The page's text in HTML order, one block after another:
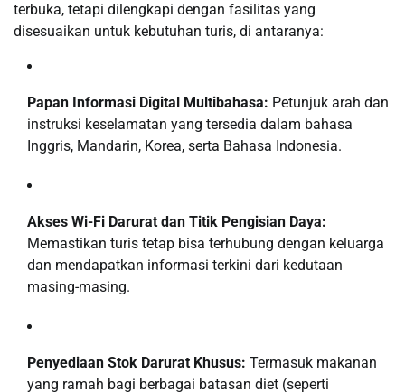
terbuka, tetapi dilengkapi dengan fasilitas yang
disesuaikan untuk kebutuhan turis, di antaranya:
Papan Informasi Digital Multibahasa: Petunjuk arah dan
instruksi keselamatan yang tersedia dalam bahasa
Inggris, Mandarin, Korea, serta Bahasa Indonesia.
Akses Wi-Fi Darurat dan Titik Pengisian Daya:
Memastikan turis tetap bisa terhubung dengan keluarga
dan mendapatkan informasi terkini dari kedutaan
masing-masing.
Penyediaan Stok Darurat Khusus: Termasuk makanan
yang ramah bagi berbagai batasan diet (seperti